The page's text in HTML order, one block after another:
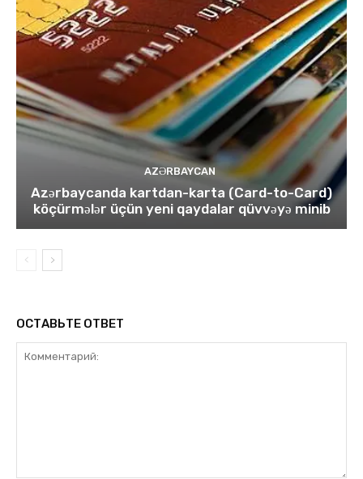
AZƏRBAYCAN
Azərbaycanda kartdan-karta (Card-to-Card)
köçürmələr üçün yeni qaydalar qüvvəyə minib
ОСТАВЬТЕ ОТВЕТ